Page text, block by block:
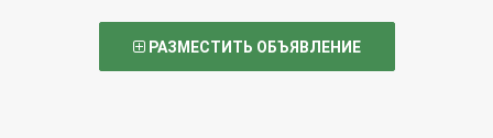
РАЗМЕСТИТЬ ОБЪЯВЛЕНИЕ